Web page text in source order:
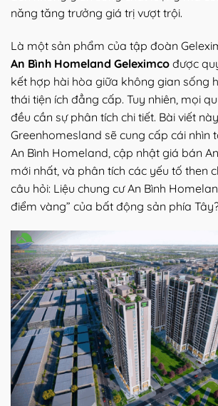
năng tăng trưởng giá trị vượt trội.
Là một sản phẩm của tập đoàn
An Bình Homeland Geleximco được
kết hợp hài hòa giữa không gian sống
thái tiện ích đẳng cấp. Tuy nhiên, mọi
đều cần sự phân tích chi tiết. Bài viết
Greenhomesland sẽ cung cấp cái nhìn
An Bình Homeland, cập nhật giá bán
mới nhất, và phân tích các yếu tố then
câu hỏi: Liệu chung cư An Bình
điểm vàng” của bất động sản phía